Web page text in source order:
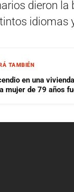
dieron la
idiomas
TAMBIÉN
en una
mujer de 79 años